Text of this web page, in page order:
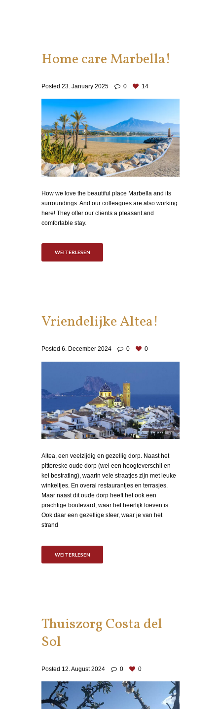
Home care Marbella!
Posted 23. January 2025 0 14
How we love the beautiful place Marbella and its
surroundings. And our colleagues are also working
here! They offer our clients a pleasant and
comfortable stay.
WEITERLESEN
Vriendelijke Altea!
Posted 6. December 2024 0 0
Altea, een veelzijdig en gezellig dorp. Naast het
pittoreske oude dorp (wel een hoogteverschil en
kei bestrating), waarin vele straatjes zijn met leuke
winkeltjes. En overal restaurantjes en terrasjes.
Maar naast dit oude dorp heeft het ook een
prachtige boulevard, waar het heerlijk toeven is.
Ook daar een gezellige sfeer, waar je van het
strand
WEITERLESEN
Thuiszorg Costa del
Sol
Posted 12. August 2024 0 0